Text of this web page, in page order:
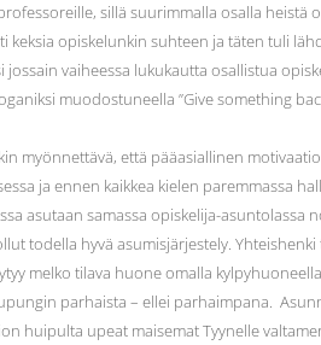
sillä suurimmalla osalla heistä
keksia opiskelunkin suhteen ja täten tuli
jossain vaiheessa lukukautta osallistua
muodostuneella ”Give something
myönnettävä, että pääasiallinen
ja ennen kaikkea kielen paremmassa
asutaan samassa opiskelija-asuntolassa
todella hyvä asumisjärjestely.
melko tilava huone omalla
parhaista – ellei parhaimpana.
huipulta upeat maisemat Tyynelle